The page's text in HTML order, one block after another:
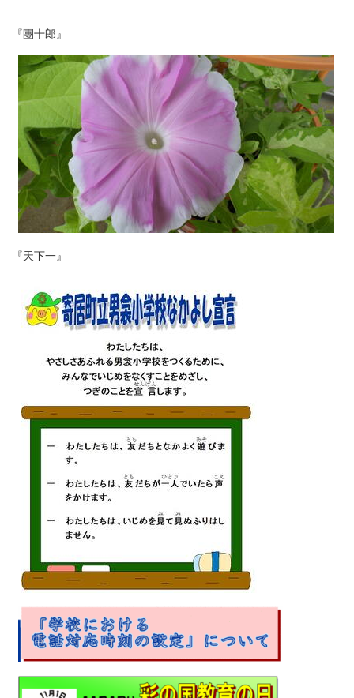
『團十郎』
『天下一』